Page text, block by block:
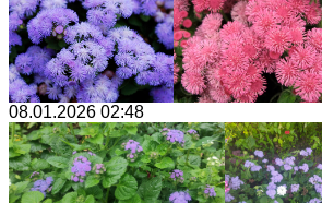
08.01.2026 02:48